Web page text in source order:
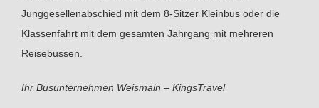
Junggesellenabschied mit dem 8-Sitzer Kleinbus oder die
Klassenfahrt mit dem gesamten Jahrgang mit mehreren
Reisebussen.
Ihr Busunternehmen Weismain – KingsTravel